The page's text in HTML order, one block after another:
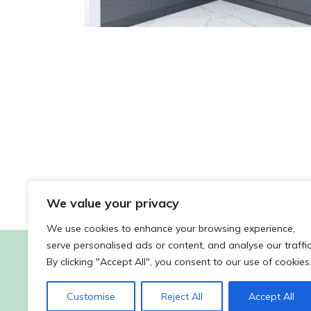
We value your privacy
We use cookies to enhance your browsing experience,
serve personalised ads or content, and analyse our
By clicking "Accept All", you consent to our use of cookies.
Customise Reject All Accept All